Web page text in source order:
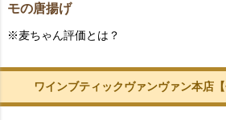
モの唐揚げ
※麦ちゃん評価とは？
ワインブティックヴァンヴァン本店【